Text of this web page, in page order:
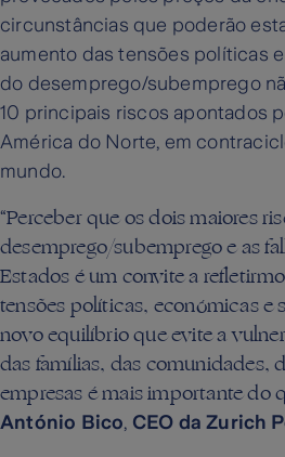
circunstâncias que poderão
aumento das tensões políticas
do desemprego/subemprego
10 principais riscos apontados
América do Norte, em
mundo.
“Perceber que os dois maiores
desemprego/subemprego e as
Estados é um convite a
tensões políticas, económicas e
novo equilíbrio que evite a
das famílias, das comunidades,
empresas é mais importante do
António Bico, CEO da Zurich